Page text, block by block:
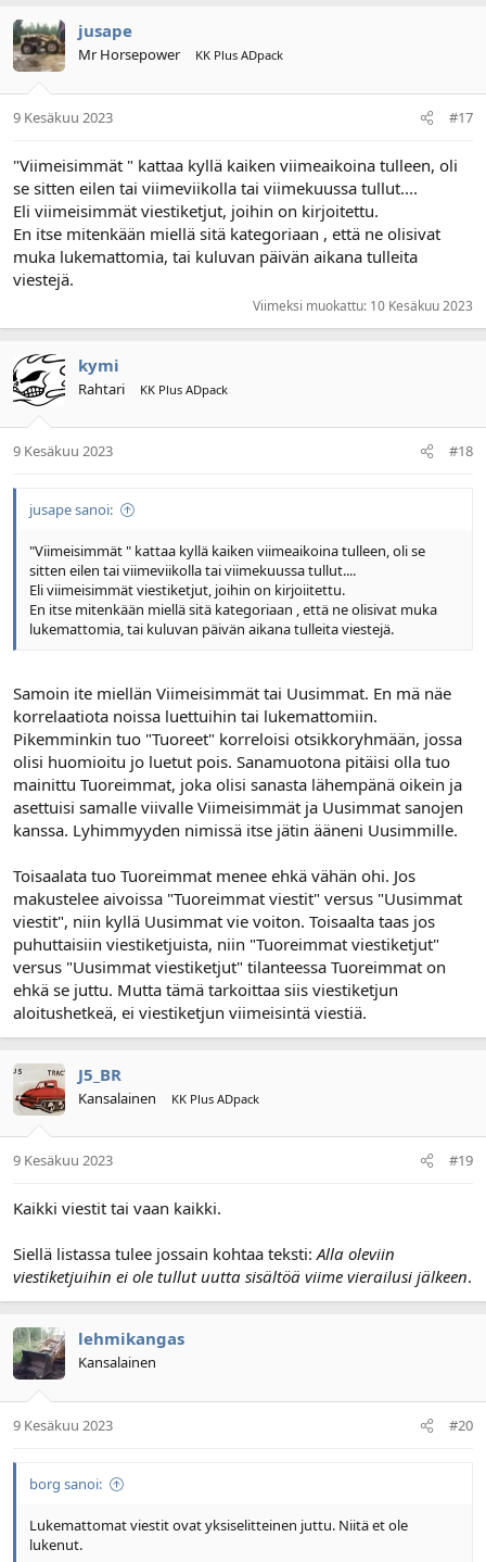
jusape
Mr Horsepower KK Plus ADpack
9 Kesäkuu 2023 #17
"Viimeisimmät " kattaa kyllä kaiken viimeaikoina tulleen, oli
se sitten eilen tai viimeviikolla tai viimekuussa tullut....
Eli viimeisimmät viestiketjut, joihin on kirjoitettu.
En itse mitenkään miellä sitä kategoriaan , että ne olisivat
muka lukemattomia, tai kuluvan päivän aikana tulleita
viestejä.
Viimeksi muokattu: 10 Kesäkuu 2023
kymi
Rahtari KK Plus ADpack
9 Kesäkuu 2023 #18
jusape sanoi:
"Viimeisimmät " kattaa kyllä kaiken viimeaikoina tulleen, oli se
sitten eilen tai viimeviikolla tai viimekuussa tullut....
Eli viimeisimmät viestiketjut, joihin on kirjoiitettu.
En itse mitenkään miellä sitä kategoriaan , että ne olisivat muka
lukemattomia, tai kuluvan päivän aikana tulleita viestejä.
Samoin ite miellän Viimeisimmät tai Uusimmat. En mä näe
korrelaatiota noissa luettuihin tai lukemattomiin.
Pikemminkin tuo "Tuoreet" korreloisi otsikkoryhmään, jossa
olisi huomioitu jo luetut pois. Sanamuotona pitäisi olla tuo
mainittu Tuoreimmat, joka olisi sanasta lähempänä oikein ja
asettuisi samalle viivalle Viimeisimmät ja Uusimmat sanojen
kanssa. Lyhimmyyden nimissä itse jätin ääneni Uusimmille.
Toisaalata tuo Tuoreimmat menee ehkä vähän ohi. Jos
makustelee aivoissa "Tuoreimmat viestit" versus "Uusimmat
viestit", niin kyllä Uusimmat vie voiton. Toisaalta taas jos
puhuttaisiin viestiketjuista, niin "Tuoreimmat viestiketjut"
versus "Uusimmat viestiketjut" tilanteessa Tuoreimmat on
ehkä se juttu. Mutta tämä tarkoittaa siis viestiketjun
aloitushetkeä, ei viestiketjun viimeisintä viestiä.
J5_BR
Kansalainen KK Plus ADpack
9 Kesäkuu 2023 #19
Kaikki viestit tai vaan kaikki.
Siellä listassa tulee jossain kohtaa teksti:Alla oleviin
viestiketjuihin ei ole tullut uutta sisältöä viime vierailusi jälkeen.
lehmikangas
Kansalainen
9 Kesäkuu 2023 #20
borg sanoi:
Lukemattomat viestit ovat yksiselitteinen juttu. Niitä et ole
lukenut.